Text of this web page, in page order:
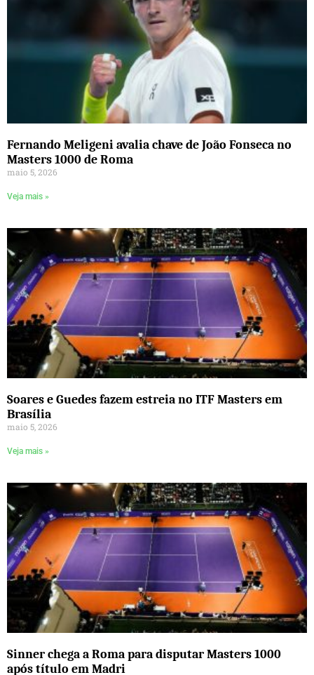
Fernando Meligeni avalia chave de João Fonseca no
Masters 1000 de Roma
maio 5, 2026
Veja mais »
Soares e Guedes fazem estreia no ITF Masters em
Brasília
maio 5, 2026
Veja mais »
Sinner chega a Roma para disputar Masters 1000
após título em Madri